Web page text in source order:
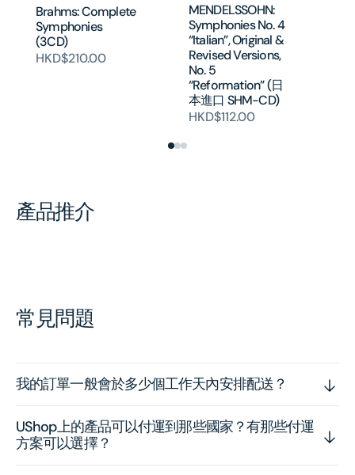
Brahms: Complete
Symphonies
(3CD)
HKD$210.00
MENDELSSOHN:
Symphonies No. 4
“Italian”, Original &
Revised Versions,
No. 5
“Reformation” (日
本進口 SHM-CD)
HKD$112.00
產品推介
常見問題
我的訂單一般會於多少個工作天內安排配送？
UShop上的產品可以付運到那些國家？有那些付運
方案可以選擇？